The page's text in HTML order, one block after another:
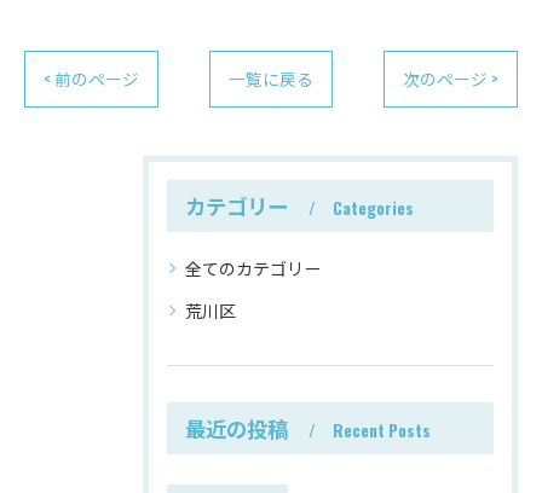
< 前のページ 一覧に戻る 次のページ >
カテゴリー Categories
全てのカテゴリー
荒川区
最近の投稿 Recent Posts